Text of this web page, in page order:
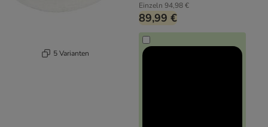
5 Varianten
Einzeln 94,98 €
89,99 €